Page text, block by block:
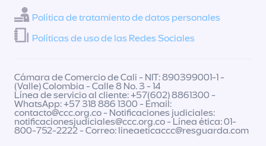
Política de tratamiento de datos personales
Políticas de uso de las Redes Sociales
Cámara de Comercio de Cali - NIT: 890399001-1 -
(Valle) Colombia - Calle 8 No. 3 - 14
Línea de servicio al cliente: +57(602) 8861300 -
WhatsApp: +57 318 886 1300 - Email:
contacto@ccc.org.co- Notificaciones judiciales:
notificacionesjudiciales@ccc.org.co- Línea ética: 01-
800-752-2222 - Correo: lineaeticaccc@resguarda.com